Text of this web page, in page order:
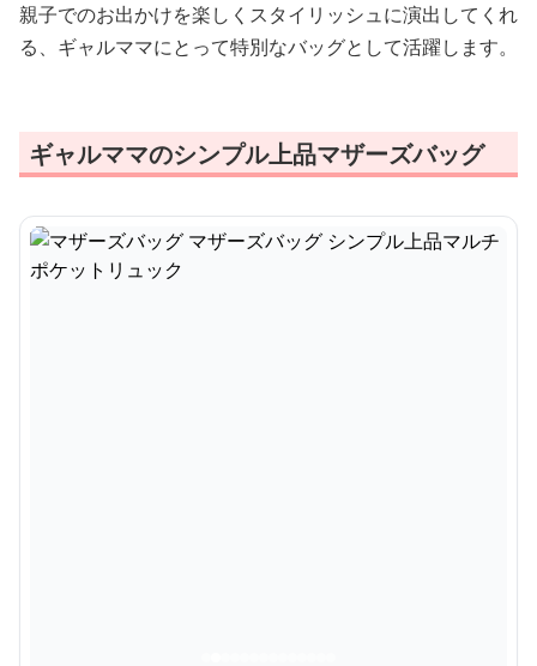
親子でのお出かけを楽しくスタイリッシュに演出してくれ
る、ギャルママにとって特別なバッグとして活躍します。
ギャルママのシンプル上品マザーズバッグ